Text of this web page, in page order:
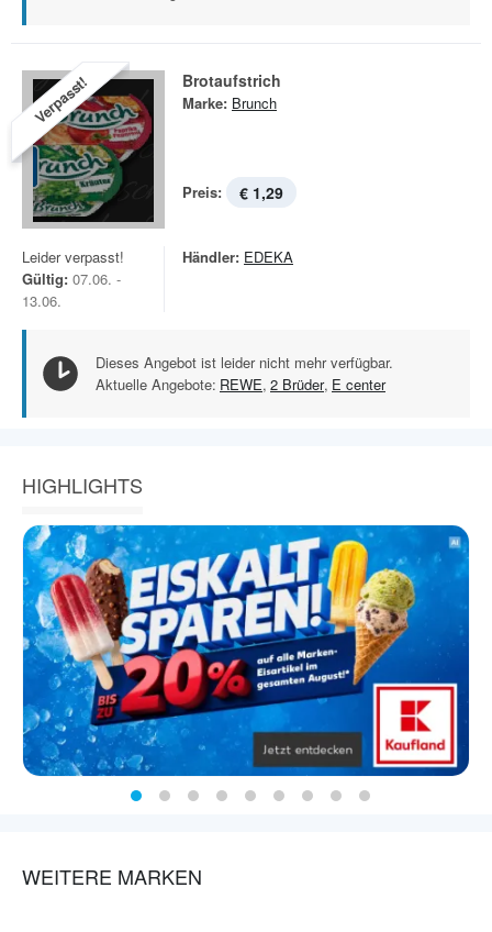
Verpasst! Brotaufstrich
Marke: Brunch
Preis: € 1,29
Leider verpasst!
Gültig: 07.06. -
13.06.
Händler: EDEKA
Dieses Angebot ist leider nicht mehr verfügbar.
Aktuelle Angebote: REWE, 2 Brüder, E center
HIGHLIGHTS
WEITERE MARKEN